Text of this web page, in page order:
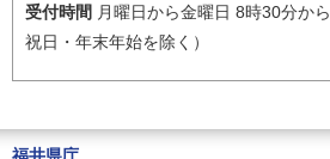
受付時間 月曜日から金曜日 8時30分か
祝日・年末年始を除く）